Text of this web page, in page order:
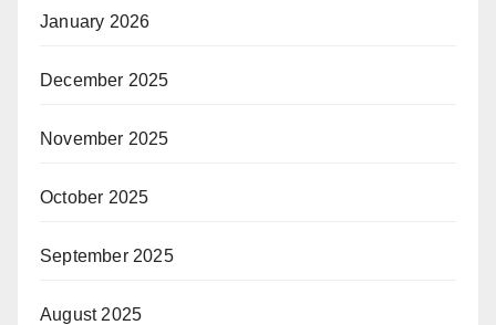
January 2026
December 2025
November 2025
October 2025
September 2025
August 2025